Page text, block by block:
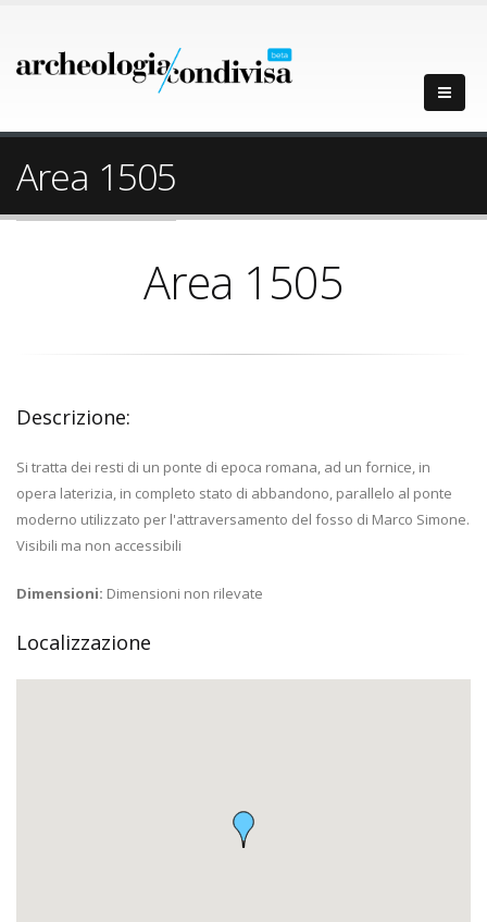
Area 1505
Area 1505
Descrizione:
Si tratta dei resti di un ponte di epoca romana, ad un fornice, in
opera laterizia, in completo stato di abbandono, parallelo al ponte
moderno utilizzato per l'attraversamento del fosso di Marco Simone.
Visibili ma non accessibili
Dimensioni: Dimensioni non rilevate
Localizzazione